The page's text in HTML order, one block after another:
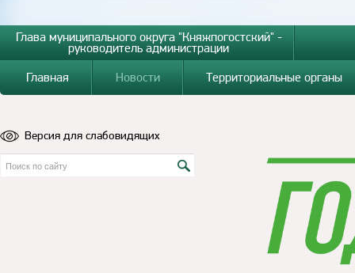
Глава муниципального округа "Княжпогостский" -
руководитель администрации
Главная
Новости Территориальные органы
Версия для слабовидящих